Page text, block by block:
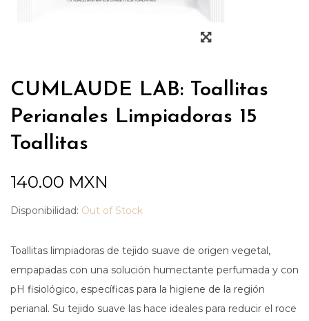
CUMLAUDE LAB: Toallitas
Perianales Limpiadoras 15
Toallitas
140.00 MXN
Disponibilidad: Out of Stock
Toallitas limpiadoras de tejido suave de origen vegetal,
empapadas con una solución humectante perfumada y con
pH fisiológico, específicas para la higiene de la región
perianal. Su tejido suave las hace ideales para reducir el roce